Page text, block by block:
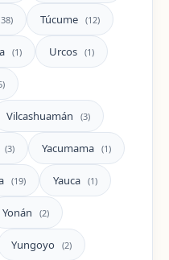
Túcume (12)
(1) Urcos (1)
Vilcashuamán (3)
(3) Yacumama (1)
(19) Yauca (1)
Yonán (2)
Yungoyo (2)